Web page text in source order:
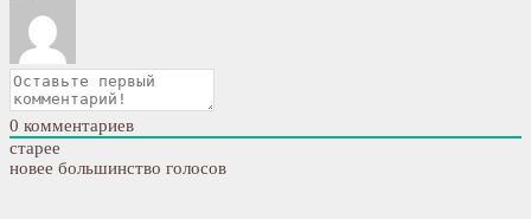
0 комментариев
старее
новее большинство голосов